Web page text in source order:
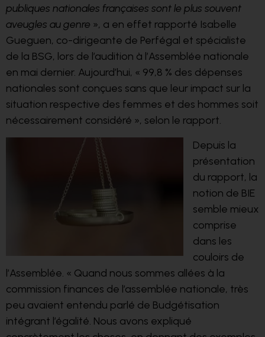
publiques nationales françaises sont le plus souvent
aveugles au genre », a en effet rapporté Isabelle
Gueguen, co-dirigeante de Perfégal et spécialiste
de la BSG, lors de l’audition à l’Assemblée nationale
en mai dernier. Aujourd’hui, « 99,8 % des dépenses
nationales sont conçues sans que leur impact sur la
situation respective des femmes et des hommes soit
nécessairement considéré », selon le rapport.
Depuis la
présentation
du rapport, la
notion de BIE
semble mieux
comprise
dans les
couloirs de
l’Assemblée. « Quand nous sommes allées à la
commission finances de l’assemblée nationale, très
peu avaient entendu parlé de Budgétisation
intégrant l’égalité. Nous avons expliqué